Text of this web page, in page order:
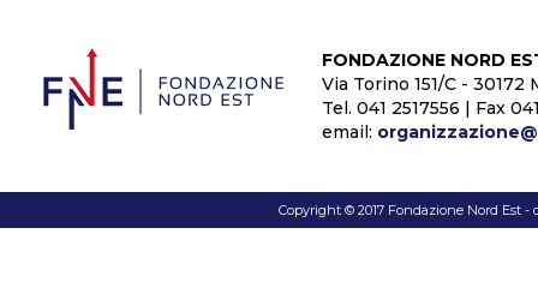
FONDAZIONE NORD
Via Torino 151/C - 30172
Tel. 041 2517556 | Fax
email:
Copyright © 2017 Fondazione Nord Est -